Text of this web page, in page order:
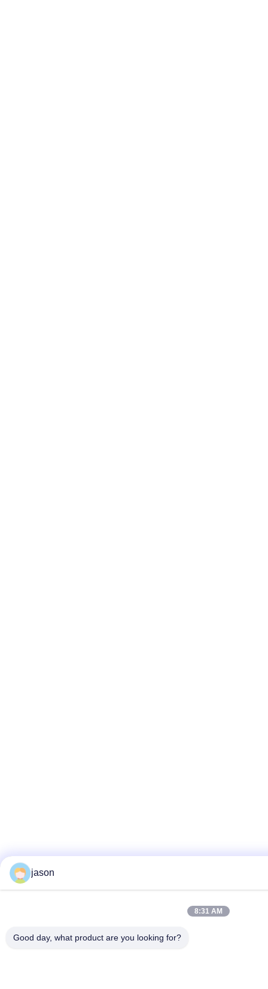
jason
8:31 AM
Good day, what product are you looking for?